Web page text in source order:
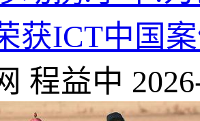
获ICT中国
程益中